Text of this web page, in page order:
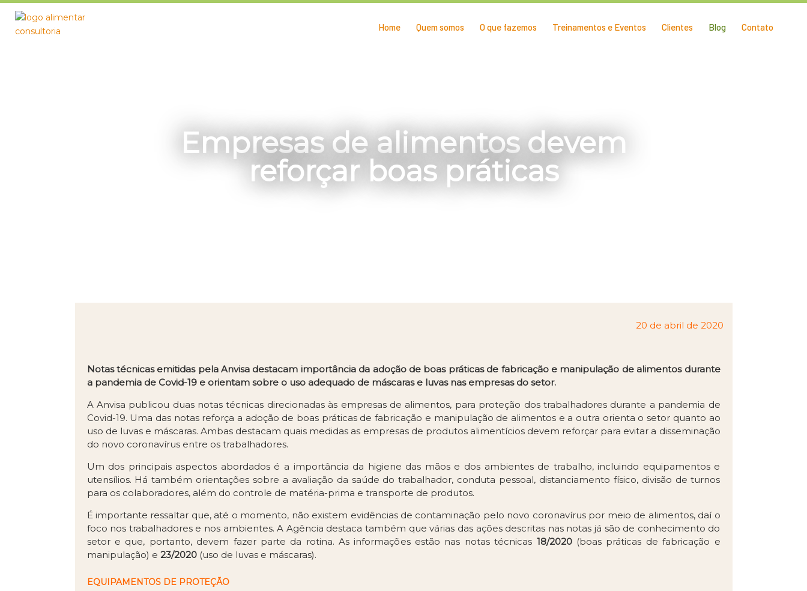
Home Quem somos O que fazemos Treinamentos e Eventos Clientes Blog Contato
Empresas de alimentos devem
reforçar boas práticas
20 de abril de 2020
Notas técnicas emitidas pela Anvisa destacam importância da adoção de boas práticas de fabricação e manipulação de alimentos durante
a pandemia de Covid-19 e orientam sobre o uso adequado de máscaras e luvas nas empresas do setor.
A Anvisa publicou duas notas técnicas direcionadas às empresas de alimentos, para proteção dos trabalhadores durante a pandemia de
Covid-19. Uma das notas reforça a adoção de boas práticas de fabricação e manipulação de alimentos e a outra orienta o setor quanto ao
uso de luvas e máscaras. Ambas destacam quais medidas as empresas de produtos alimentícios devem reforçar para evitar a disseminação
do novo coronavírus entre os trabalhadores.
Um dos principais aspectos abordados é a importância da higiene das mãos e dos ambientes de trabalho, incluindo equipamentos e
utensílios. Há também orientações sobre a avaliação da saúde do trabalhador, conduta pessoal, distanciamento físico, divisão de turnos
para os colaboradores, além do controle de matéria-prima e transporte de produtos.
É importante ressaltar que, até o momento, não existem evidências de contaminação pelo novo coronavírus por meio de alimentos, daí o
foco nos trabalhadores e nos ambientes. A Agência destaca também que várias das ações descritas nas notas já são de conhecimento do
setor e que, portanto, devem fazer parte da rotina. As informações estão nas notas técnicas 18/2020(boas práticas de fabricação e
manipulação) e 23/2020(uso de luvas e máscaras).
EQUIPAMENTOS DE PROTEÇÃO